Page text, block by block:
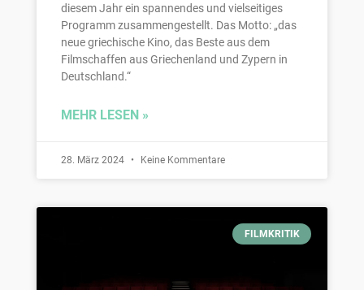
diesem Jahr ein spannendes und vielseitiges
Programm zusammengestellt. Das Motto: „das
neue griechische Kino, das Beste aus dem
Filmschaffen aus Griechenland und Zypern in
Deutschland.“
MEHR LESEN »
28. März 2024 Keine Kommentare
FILMKRITIK